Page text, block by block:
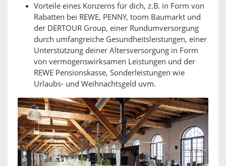
Vorteile eines Konzerns für dich, z.B. in Form von
Rabatten bei REWE, PENNY, toom Baumarkt und
der DERTOUR Group, einer Rundumversorgung
durch umfangreiche Gesundheitsleistungen, einer
Unterstützung deiner Altersversorgung in Form
von vermögenswirksamen Leistungen und der
REWE Pensionskasse, Sonderleistungen wie
Urlaubs- und Weihnachtsgeld uvm.